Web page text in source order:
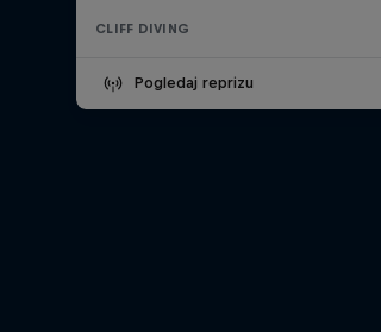
CLIFF DIVING
Pogledaj reprizu